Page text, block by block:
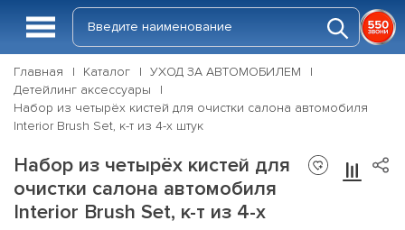
Главная Каталог
УХОД ЗА АВТОМОБИЛЕМ
Детейлинг аксессуары
Набор из четырёх кистей для очистки салона автомобиля
Interior Brush Set, к-т из 4-х штук
Набор из четырёх кистей для
очистки салона автомобиля
Interior Brush Set, к-т из 4-х